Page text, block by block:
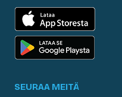
SEURAA MEITÄ